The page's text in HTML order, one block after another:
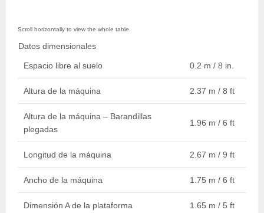
Datos dimensionales
Espacio libre al suelo 0.2 m / 8 in.
Altura de la máquina 2.37 m / 8 ft
Altura de la máquina – Barandillas
plegadas
1.96 m / 6 ft
Longitud de la máquina 2.67 m / 9 ft
Ancho de la máquina 1.75 m / 6 ft
Dimensión A de la plataforma 1.65 m / 5 ft